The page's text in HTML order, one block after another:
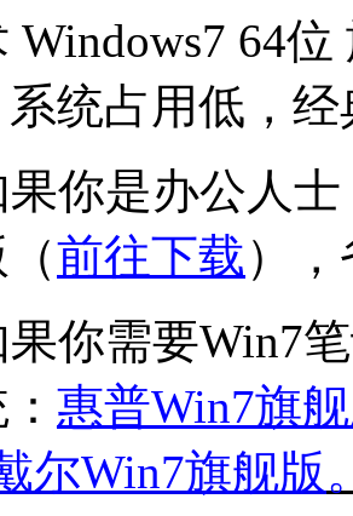
Windows7 64
统占用低，
是办公人士
前往下载）
需要Win7笔
惠普Win7旗
尔Win7旗舰版